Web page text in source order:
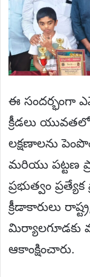
ఈ సందర్భంగా
క్రీడలు
లక్షణాలను
మరియు పట్టణ
ప్రభుత్వం
క్రీడాకారులు
మిర్యాలగూడకు
ఆకాంక్షించారు.